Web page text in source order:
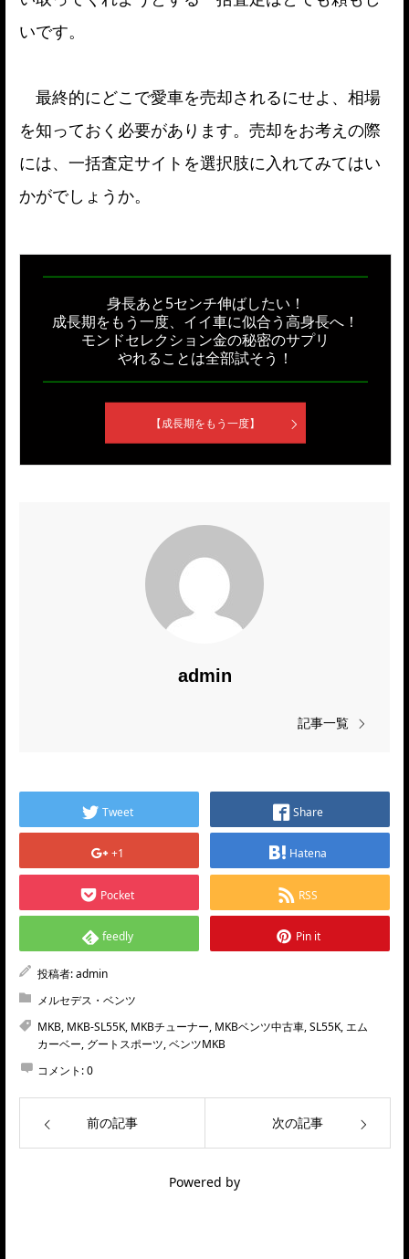
いです。
最終的にどこで愛車を売却されるにせよ、相場
を知っておく必要があります。売却をお考えの際
には、一括査定サイトを選択肢に入れてみてはい
かがでしょうか。
身長あと5センチ伸ばしたい！
成長期をもう一度、イイ車に似合う高身長へ！
モンドセレクション金の秘密のサプリ
やれることは全部試そう！
【成長期をもう一度】
admin
記事一覧
Tweet Share
+1 Hatena
Pocket RSS
feedly Pin it
投稿者:admin
メルセデス・ベンツ
MKB, MKB-SL55K, MKBチューナー, MKBベンツ中古車,SL55K,エム
カーベー, グートスポーツ,ベンツMKB
コメント:0
前の記事 次の記事
Powered by